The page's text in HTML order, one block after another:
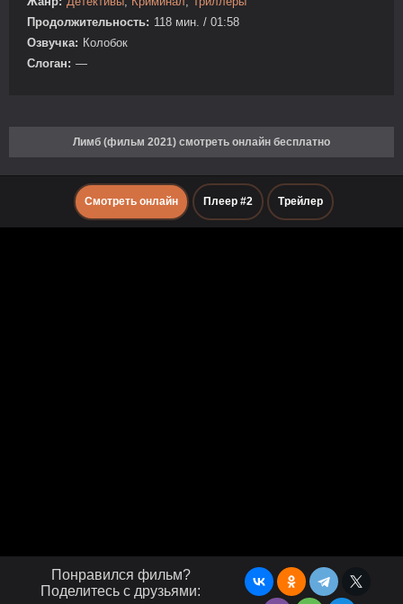
Продолжительность: 118 мин. / 01:58
Озвучка: Колобок
Слоган: —
Лимб (фильм 2021) смотреть онлайн бесплатно
Смотреть онлайн Плеер #2 Трейлер
Понравился фильм?
Поделитесь с друзьями: